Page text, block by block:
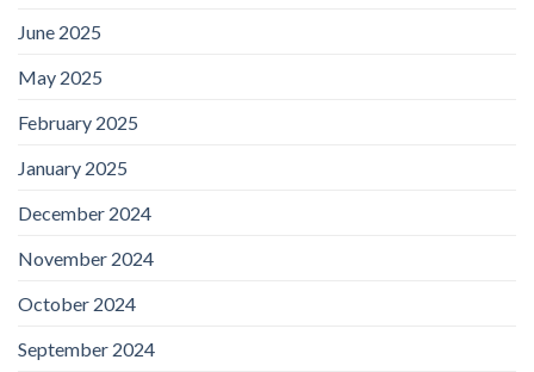
June 2025
May 2025
February 2025
January 2025
December 2024
November 2024
October 2024
September 2024